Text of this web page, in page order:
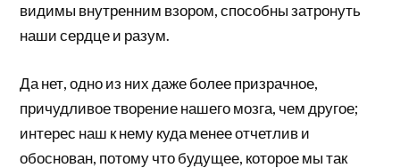
видимы внутренним взором, способны затронуть
наши сердце и разум.
Да нет, одно из них даже более призрачное,
причудливое творение нашего мозга, чем другое;
интерес наш к нему куда менее отчетлив и
обоснован, потому что будущее, которое мы так